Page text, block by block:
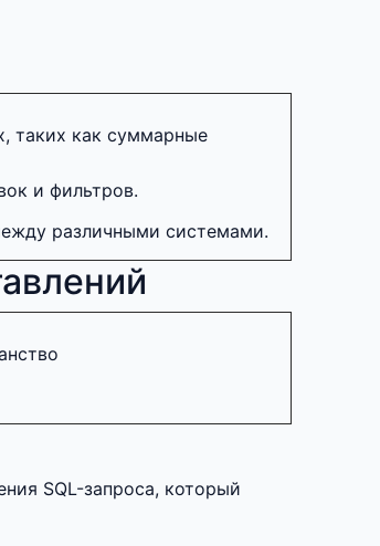
таких как суммарные
и фильтров.
различными системами.
SQL-запроса, который